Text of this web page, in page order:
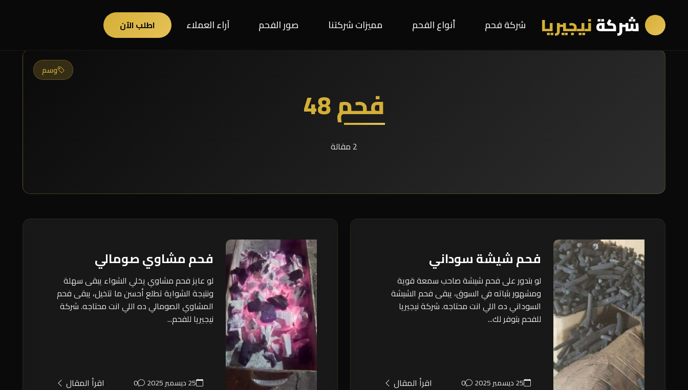
شركةنيجيريا شركة فحم أنواع الفحم مميزات شركتنا صور الفحم آراء العملاء اطلب الآن
وسم
فحم 48
2 مقالة
فحم شيشة سوداني
لو بتدور على فحم شيشة صاحب سمعة قوية
ومشهور بثباته في السوق، يبقى فحم الشيشة
السوداني ده اللي انت محتاجه. شركة نيجيريا
للفحم بتوفر لك...
25 ديسمبر 2025 0 اقرأ المقال
فحم مشاوي صومالي
لو عايز فحم مشاوي يخلي الشواء يبقى سهلة
ونتيجة الشواية تطلع أحسن ما تتخيل، يبقى فحم
المشاوي الصومالي ده اللي انت محتاجه. شركة
نيجيريا للفحم...
25 ديسمبر 2025 0 اقرأ المقال